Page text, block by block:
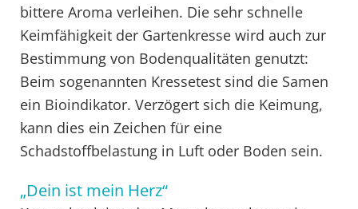
bittere Aroma verleihen. Die sehr schnelle
Keimfähigkeit der Gartenkresse wird auch zur
Bestimmung von Bodenqualitäten genutzt:
Beim sogenannten Kressetest sind die Samen
ein Bioindikator. Verzögert sich die Keimung,
kann dies ein Zeichen für eine
Schadstoffbelastung in Luft oder Boden sein.
„Dein ist mein Herz“